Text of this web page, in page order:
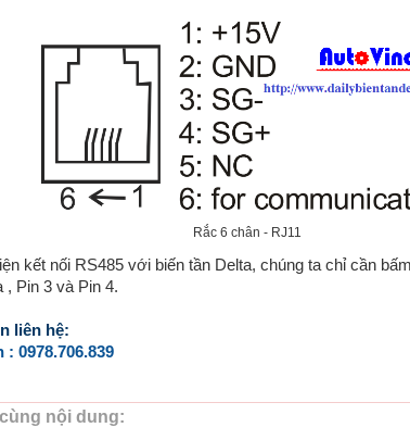
Rắc 6 chân - RJ11
kết nối RS485 với biến tần Delta, chúng ta chỉ cần
, Pin 3 và Pin 4.
liên hệ:
: 0978.706.839
nội dung: